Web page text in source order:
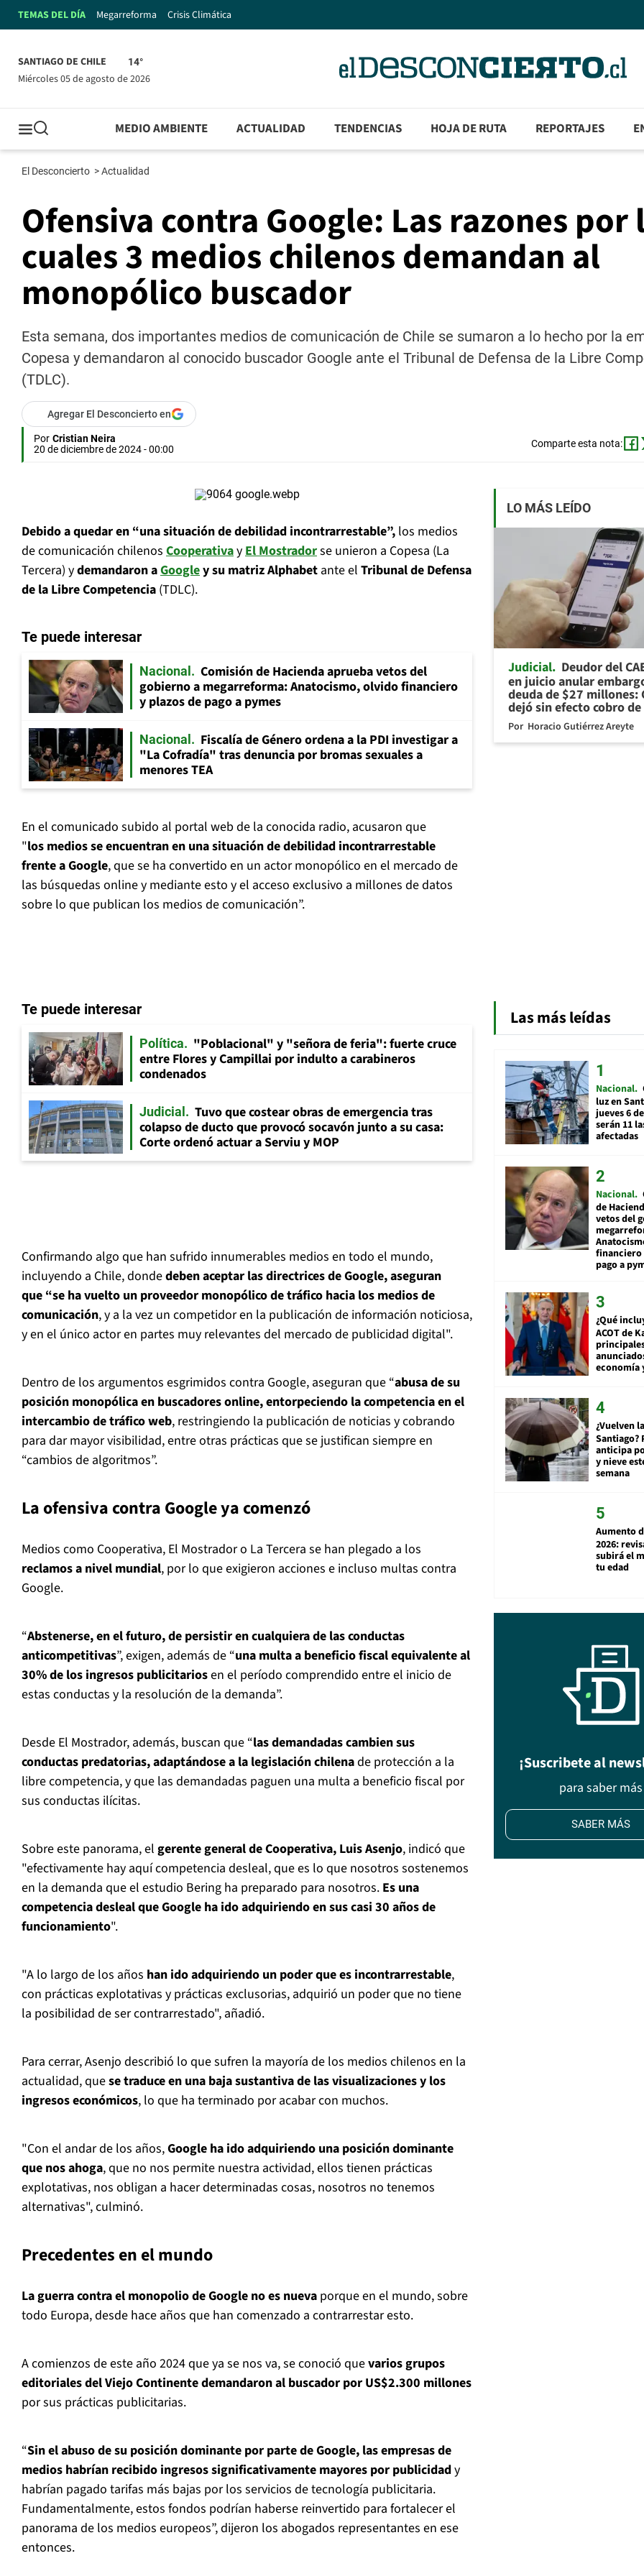
TEMAS DEL DÍA Megarreforma Crisis Climática
SANTIAGO DE CHILE 14°
miércoles 05 de agosto de 2026
MEDIO AMBIENTE ACTUALIDAD TENDENCIAS HOJA DE RUTA REPORTAJES
El Desconcierto >Actualidad
Ofensiva contra Google: Las razones por
cuales 3 medios chilenos demandan al
monopólico buscador
Esta semana, dos importantes medios de comunicación de Chile se sumaron a lo hecho por la
Copesa y demandaron al conocido buscador Google ante el Tribunal de Defensa de la Libre
(TDLC).
Agregar El Desconcierto en
Por Cristian Neira
20 de diciembre de 2024 - 00:00
Comparte esta nota:
Debido a quedar en “una situación de debilidad incontrarrestable”, los medios
de comunicación chilenos CooperativayEl Mostradorse unieron a Copesa (La
Tercera) ydemandaron aGoogley su matriz Alphabet ante el Tribunal de Defensa
de la Libre Competencia (TDLC).
Te puede interesar
Nacional
Comisión de Hacienda aprueba vetos del
gobierno a megarreforma: Anatocismo, olvido financiero
y plazos de pago a pymes
Nacional
Fiscalía de Género ordena a la PDI investigar a
"La Cofradía" tras denuncia por bromas sexuales a
menores TEA
En el comunicado subido al portal web de la conocida radio, acusaron que
"los medios se encuentran en una situación de debilidad incontrarrestable
frente a Google, que se ha convertido en un actor monopólico en el mercado de
las búsquedas online y mediante esto y el acceso exclusivo a millones de datos
sobre lo que publican los medios de comunicación”.
Te puede interesar
Política
"Poblacional" y "señora de feria": fuerte cruce
entre Flores y Campillai por indulto a carabineros
condenados
Judicial
Tuvo que costear obras de emergencia tras
colapso de ducto que provocó socavón junto a su casa:
Corte ordenó actuar a Serviu y MOP
Confirmando algo que han sufrido innumerables medios en todo el mundo,
incluyendo a Chile, dondedeben aceptar las directrices de Google, aseguran
que “se ha vuelto un proveedor monopólico de tráfico hacia los medios de
comunicación, y a la vez un competidor en la publicación de información noticiosa,
y en el único actor en partes muy relevantes del mercado de publicidad digital".
Dentro de los argumentos esgrimidos contra Google, aseguran que “abusa de su
posición monopólica en buscadores online, entorpeciendo la competencia en el
intercambio de tráfico web, restringiendo la publicación de noticias y cobrando
para dar mayor visibilidad, entre otras prácticas que se justifican siempre en
“cambios de algoritmos”.
La ofensiva contra Google ya comenzó
Medios como Cooperativa, El Mostrador o La Tercera se han plegado a los
reclamos a nivel mundial, por lo que exigieron acciones e incluso multas contra
Google.
“Abstenerse, en el futuro, de persistir en cualquiera de las conductas
anticompetitivas”, exigen, además de “una multa a beneficio fiscal equivalente al
30% de los ingresos publicitariosen el período comprendido entre el inicio de
estas conductas y la resolución de la demanda”.
Desde El Mostrador, además, buscan que “las demandadas cambien sus
conductas predatorias, adaptándose a la legislación chilenade protección a la
libre competencia, y que las demandadas paguen una multa a beneficio fiscal por
sus conductas ilícitas.
Sobre este panorama, el gerente general de Cooperativa, Luis Asenjo, indicó que
"efectivamente hay aquí competencia desleal, que es lo que nosotros sostenemos
en la demanda que el estudio Bering ha preparado para nosotros. Es una
competencia desleal que Google ha ido adquiriendo en sus casi 30 años de
funcionamiento".
"A lo largo de los años han ido adquiriendo un poder que es incontrarrestable,
con prácticas explotativas y prácticas exclusorias, adquirió un poder que no tiene
la posibilidad de ser contrarrestado", añadió.
Para cerrar, Asenjo describió lo que sufren la mayoría de los medios chilenos en la
actualidad, quese traduce en una baja sustantiva de las visualizaciones y los
ingresos económicos, lo que ha terminado por acabar con muchos.
"Con el andar de los años,Google ha ido adquiriendo una posición dominante
que nos ahoga, que no nos permite nuestra actividad, ellos tienen prácticas
explotativas, nos obligan a hacer determinadas cosas, nosotros no tenemos
alternativas", culminó.
Precedentes en el mundo
La guerra contra el monopolio de Google no es nueva porque en el mundo, sobre
todo Europa, desde hace años que han comenzado a contrarrestar esto.
A comienzos de este año 2024 que ya se nos va, se conoció quevarios grupos
editoriales del Viejo Continente demandaron al buscador por US$2.300 millones
por sus prácticas publicitarias.
“Sin el abuso de su posición dominante por parte de Google, las empresas de
medios habrían recibido ingresos significativamente mayores por publicidady
habrían pagado tarifas más bajas por los servicios de tecnología publicitaria.
Fundamentalmente, estos fondos podrían haberse reinvertido para fortalecer el
panorama de los medios europeos”, dijeron los abogados representantes en ese
entonces.
LO MÁS LEÍDO
Judicial Deudor del
en juicio anular
deuda de $27 millones:
dejó sin efecto cobro de
Por Horacio Gutiérrez Areyte
Las más leídas
Nacional
luz en
jueves 6
serán 11
afectadas
Nacional
de
vetos del
financiero
pago a
¿Qué
ACOT de
economía
¿Vuelven
Santiago?
anticipa
y nieve
semana
Aumento
2026:
subirá el
tu edad
¡Suscribete al
para saber más
SABER MÁS